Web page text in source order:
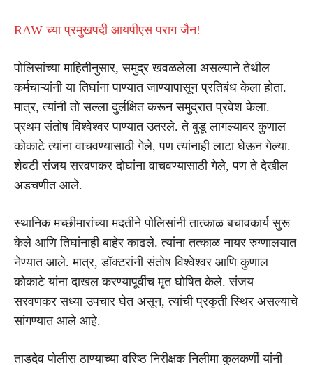
RAW च्या प्रमुखपदी आयपीएस पराग जैन!
पोलिसांच्या माहितीनुसार, समुद्र खवळलेला असल्याने तेथील
कर्मचाऱ्यांनी या तिघांना पाण्यात जाण्यापासून प्रतिबंध केला होता.
मात्र, त्यांनी तो सल्ला दुर्लक्षित करून समुद्रात प्रवेश केला.
प्रथम संतोष विश्वेश्वर पाण्यात उतरले. ते बुडू लागल्यावर कुणाल
कोकाटे त्यांना वाचवण्यासाठी गेले, पण त्यांनाही लाटा घेऊन गेल्या.
शेवटी संजय सरवणकर दोघांना वाचवण्यासाठी गेले, पण ते देखील
अडचणीत आले.
स्थानिक मच्छीमारांच्या मदतीने पोलिसांनी तात्काळ बचावकार्य सुरू
केले आणि तिघांनाही बाहेर काढले. त्यांना तत्काळ नायर रुग्णालयात
नेण्यात आले. मात्र, डॉक्टरांनी संतोष विश्वेश्वर आणि कुणाल
कोकाटे यांना दाखल करण्यापूर्वीच मृत घोषित केले. संजय
सरवणकर सध्या उपचार घेत असून, त्यांची प्रकृती स्थिर असल्याचे
सांगण्यात आले आहे.
ताडदेव पोलीस ठाण्याच्या वरिष्ठ निरीक्षक निलीमा कुलकर्णी यांनी